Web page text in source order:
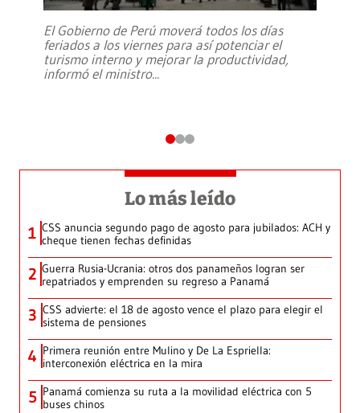
El Gobierno de Perú moverá todos los días
feriados a los viernes para así potenciar el
turismo interno y mejorar la productividad,
informó el ministro...
Lo más leído
1 CSS anuncia segundo pago de agosto para jubilados: ACH y
cheque tienen fechas definidas
2 Guerra Rusia-Ucrania: otros dos panameños logran ser
repatriados y emprenden su regreso a Panamá
3 CSS advierte: el 18 de agosto vence el plazo para elegir el
sistema de pensiones
4 Primera reunión entre Mulino y De La Espriella:
interconexión eléctrica en la mira
5 Panamá comienza su ruta a la movilidad eléctrica con 5
buses chinos